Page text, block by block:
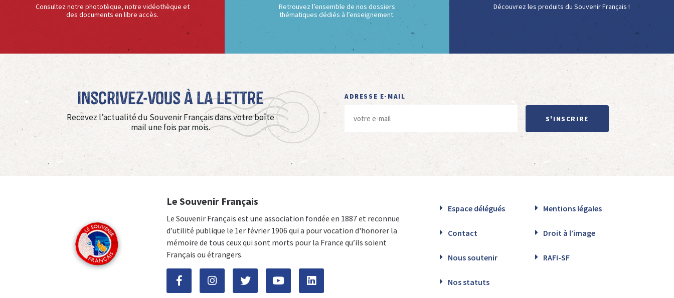
Consultez notre phototèque, notre vidéothèque et
des documents en libre accès.
Retrouvez l’ensemble de nos dossiers
thématiques dédiés à l’enseignement.
Découvrez les produits du Souvenir Français !
Inscrivez-vous à La Lettre
Recevez l’actualité du Souvenir Français dans votre boîte
mail une fois par mois.
ADRESSE E-MAIL
S'INSCRIRE
Le Souvenir Français
Le Souvenir Français est une association fondée en 1887 et reconnue
d’utilité publique le 1er février 1906 qui a pour vocation d'honorer la
mémoire de tous ceux qui sont morts pour la France qu’ils soient
Français ou étrangers.
Espace délégués Mentions légales
Contact Droit à l’image
Nous soutenir RAFI-SF
Nos statuts